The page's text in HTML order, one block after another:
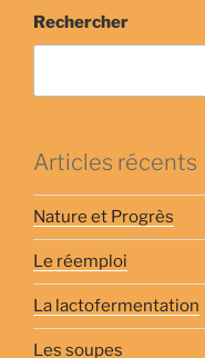
Rechercher
Articles récents
Nature et Progrès
Le réemploi
La lactofermentation
Les soupes